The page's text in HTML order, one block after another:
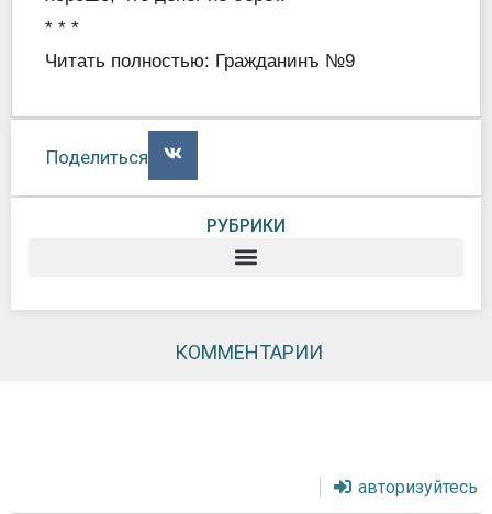
* * *
Читать полностью: Гражданинъ №9
Поделиться
РУБРИКИ
КОММЕНТАРИИ
авторизуйтесь